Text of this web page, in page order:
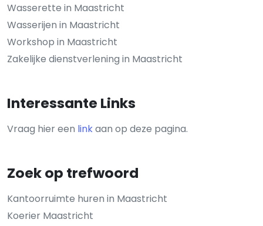
Wasserette in Maastricht
Wasserijen in Maastricht
Workshop in Maastricht
Zakelijke dienstverlening in Maastricht
Interessante Links
Vraag hier een linkaan op deze pagina.
Zoek op trefwoord
Kantoorruimte huren in Maastricht
Koerier Maastricht